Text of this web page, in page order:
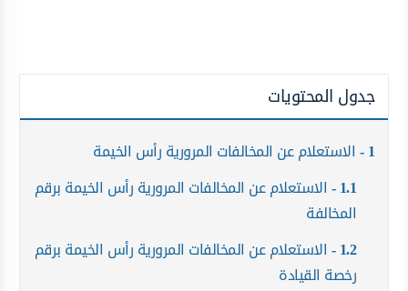
جدول المحتويات
1 الاستعلام عن المخالفات المرورية رأس الخيمة
1.1 الاستعلام عن المخالفات المرورية رأس الخيمة برقم
المخالفة
1.2 الاستعلام عن المخالفات المرورية رأس الخيمة برقم
رخصة القيادة